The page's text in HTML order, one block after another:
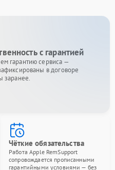
с гарантией
гарантию сервиса —
в договоре
заранее.
Чёткие обязательства
Работа Apple RemSupport
сопровождается прописанными
гарантийными условиями — без